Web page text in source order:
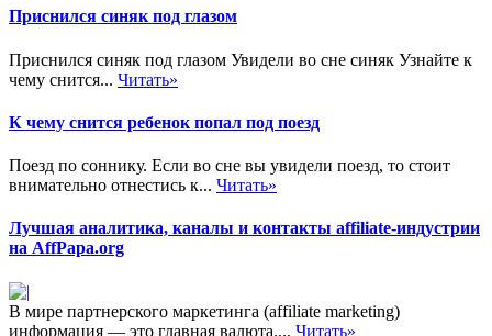
Приснился синяк под глазом
Приснился синяк под глазом Увидели во сне синяк Узнайте к
чему снится... Читать»
К чему снится ребенок попал под поезд
Поезд по соннику. Если во сне вы увидели поезд, то стоит
внимательно отнестись к... Читать»
Лучшая аналитика, каналы и контакты affiliate-индустрии
на AffPapa.org
В мире партнерского маркетинга (affiliate marketing)
информация — это главная валюта.... Читать»